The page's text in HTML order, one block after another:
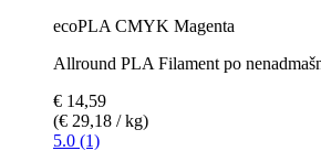
ecoPLA CMYK Magenta
Allround PLA Filament po
€ 14,59
(€ 29,18 / kg)
5.0 (1)